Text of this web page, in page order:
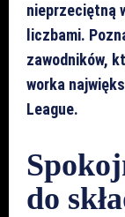
nieprzeciętną
liczbami.
zawodników,
worka
League.
do